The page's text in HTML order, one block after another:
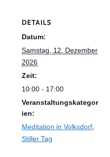
DETAILS
Datum:
Samstag, 12. Dezember
2026
Zeit:
10:00 - 17:00
Veranstaltungskategor
ien:
Meditation in Volksdorf
Stiller Tag